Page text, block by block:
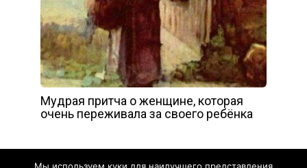
Мудрая притча о женщине, которая
очень переживала за своего ребёнка